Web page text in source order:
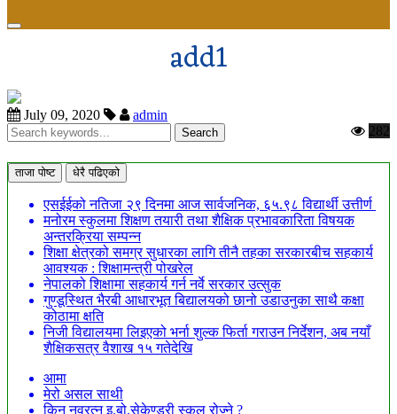
add1
July 09, 2020
admin
282
ताजा पोष्ट धेरै पढिएको
एसईईको नतिजा २९ दिनमा आज सार्वजनिक, ६५.९८ विद्यार्थी उत्तीर्ण
मनोरम स्कुलमा शिक्षण तयारी तथा शैक्षिक प्रभावकारिता विषयक
अन्तरक्रिया सम्पन्न
शिक्षा क्षेत्रको समग्र सुधारका लागि तीनै तहका सरकारबीच सहकार्य
आवश्यक : शिक्षामन्त्री पोखरेल
नेपालको शिक्षामा सहकार्य गर्न नर्वे सरकार उत्सुक
गुण्डूस्थित भैरबी आधारभूत बिद्यालयको छानो उडाउनुका साथै कक्षा
कोठामा क्षति
निजी विद्यालयमा लिइएको भर्ना शुल्क फिर्ता गराउन निर्देशन, अब नयाँ
शैक्षिकसत्र वैशाख १५ गतेदेखि
आमा
मेरो असल साथी
किन नवरत्न इ.बो.सेकेण्डरी स्कुल रोज्ने ?